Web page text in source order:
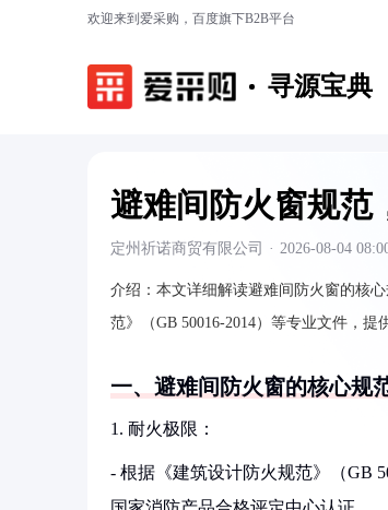
欢迎来到爱采购，百度旗下B2B平台
寻源宝典
避难间防火窗规范
定州祈诺商贸有限公司 · 2026-08-04
介绍： 本文详细解读避难间防火窗的核
范》（GB 50016-2014）等专业文件，
一、避难间防火窗的核心规
1. 耐火极限：
- 根据《建筑设计防火规范》（GB